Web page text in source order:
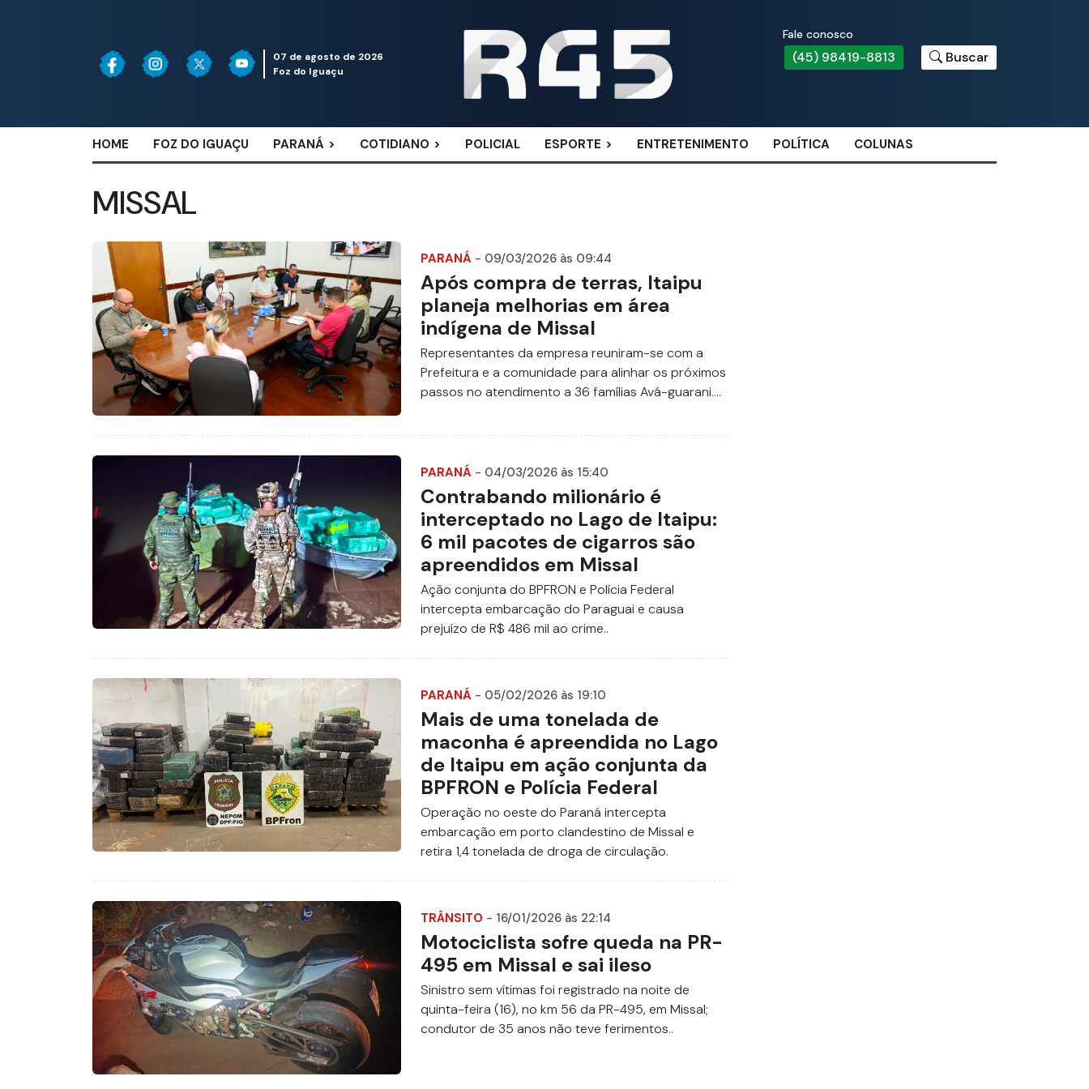
07 de agosto de 2026
Foz do Iguaçu
Fale conosco
(45) 98419-8813 Buscar
HOME FOZ DO IGUAÇU PARANÁ COTIDIANO POLICIAL ESPORTE ENTRETENIMENTO POLÍTICA COLUNAS
MISSAL
PARANÁ - 09/03/2026 às 09:44
Após compra de terras, Itaipu
planeja melhorias em área
indígena de Missal
Representantes da empresa reuniram-se com a
Prefeitura e a comunidade para alinhar os próximos
passos no atendimento a 36 famílias Avá-guarani....
PARANÁ - 04/03/2026 às 15:40
Contrabando milionário é
interceptado no Lago de Itaipu:
6 mil pacotes de cigarros são
apreendidos em Missal
Ação conjunta do BPFRON e Polícia Federal
intercepta embarcação do Paraguai e causa
prejuízo de R$ 486 mil ao crime..
PARANÁ - 05/02/2026 às 19:10
Mais de uma tonelada de
maconha é apreendida no Lago
de Itaipu em ação conjunta da
BPFRON e Polícia Federal
Operação no oeste do Paraná intercepta
embarcação em porto clandestino de Missal e
retira 1,4 tonelada de droga de circulação.
TRÂNSITO - 16/01/2026 às 22:14
Motociclista sofre queda na PR-
495 em Missal e sai ileso
Sinistro sem vítimas foi registrado na noite de
quinta-feira (16), no km 56 da PR-495, em Missal;
condutor de 35 anos não teve ferimentos..